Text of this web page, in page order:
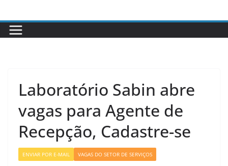
para
o
Laboratório Sabin abre
vagas para Agente de
Recepção, Cadastre-se
ENVIAR POR E-MAIL VAGAS DO SETOR DE SERVIÇOS